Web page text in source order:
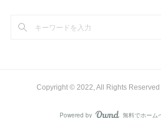
(
(9
(
(8)
Copyright © 2022, All Rights
Powered by 無料でホーム